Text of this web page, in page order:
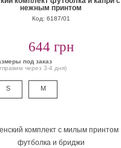
нежным принтом
Код: 6187/01
644 грн
под заказ
через 3-4 дня)
S M